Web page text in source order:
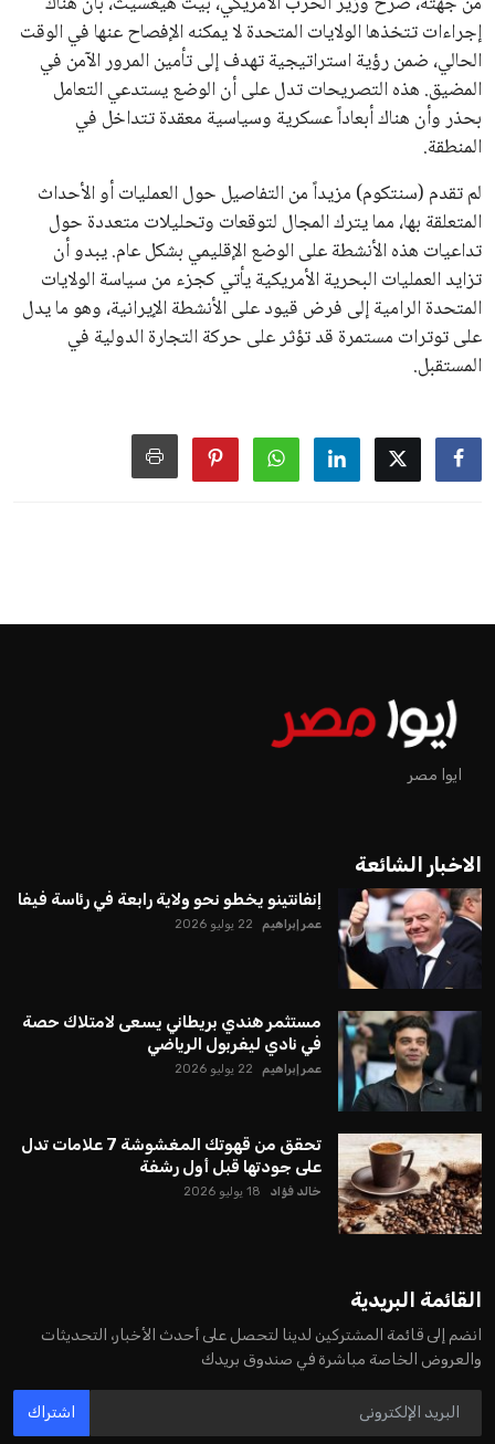
إجراءات تتخذها الولايات المتحدة لا يمكنه الإفصاح عنها في الوقت
الحالي، ضمن رؤية استراتيجية تهدف إلى تأمين المرور الآمن في
المضيق. هذه التصريحات تدل على أن الوضع يستدعي التعامل
بحذر وأن هناك أبعاداً عسكرية وسياسية معقدة تتداخل في
المنطقة.
لم تقدم (سنتكوم) مزيداً من التفاصيل حول العمليات أو الأحداث
المتعلقة بها، مما يترك المجال لتوقعات وتحليلات متعددة حول
تداعيات هذه الأنشطة على الوضع الإقليمي بشكل عام. يبدو أن
تزايد العمليات البحرية الأمريكية يأتي كجزء من سياسة الولايات
المتحدة الرامية إلى فرض قيود على الأنشطة الإيرانية، وهو ما يدل
على توترات مستمرة قد تؤثر على حركة التجارة الدولية في
المستقبل.
ايوا مصر
الاخبار الشائعة
إنفانتينو يخطو نحو ولاية رابعة في رئاسة فيفا
عمر إبراهيم 22 يوليو 2026
مستثمر هندي بريطاني يسعى لامتلاك حصة
في نادي ليفربول الرياضي
عمر إبراهيم 22 يوليو 2026
تحقق من قهوتك المغشوشة 7 علامات تدل
على جودتها قبل أول رشفة
خالد فؤاد 18 يوليو 2026
القائمة البريدية
انضم إلى قائمة المشتركين لدينا لتحصل على أحدث الأخبار، التحديثات
والعروض الخاصة مباشرة في صندوق بريدك
اشتراك